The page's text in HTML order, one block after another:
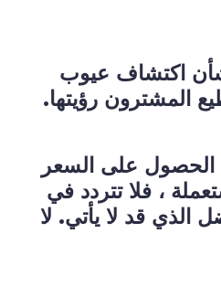
اكتشاف عيوب
المشترون رؤيتها.
الحصول على السعر
، فلا تتردد في
الذي قد لا يأتي. لا